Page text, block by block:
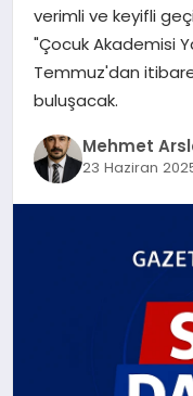
SAĞLIK
verimli ve keyifli
"Çocuk Akademisi
Temmuz'dan
buluşacak.
Mehmet
23 Haziran